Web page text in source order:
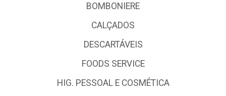
BOMBONIERE
CALÇADOS
DESCARTÁVEIS
FOODS SERVICE
HIG. PESSOAL E COSMÉTICA